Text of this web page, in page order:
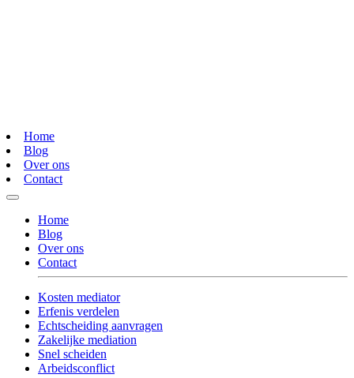
Home
Blog
Over ons
Contact
Home
Blog
Over ons
Contact
Kosten mediator
Erfenis verdelen
Echtscheiding aanvragen
Zakelijke mediation
Snel scheiden
Arbeidsconflict